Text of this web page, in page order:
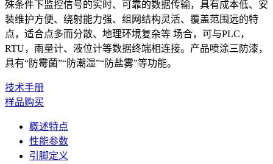
殊条件下监控信号的实时、可靠的数据传输，具有成本低、安
装维护方便、绕射能力强、组网结构灵活、覆盖范围远的特
点，适合点多而分散、地理环境复杂等 场合，可与PLC，
RTU，雨量计、液位计等数据终端相连接。产品喷涂三防漆，
具有“防霉菌”“防潮湿”“防盐雾”等功能。
技术手册
样品购买
概述特点
性能参数
引脚定义